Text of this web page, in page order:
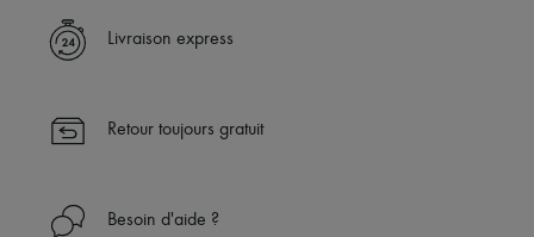
✓ Bénéficiez de la livraison express dans plus de 100 pays
✓ Soyez libre de changer d’avis, les retours sont toujours offerts
client 24h/24
En savoir plus sur 24S, une maison du groupe LVMH
Livraison express
Retour toujours gratuit
Besoin d'aide ?